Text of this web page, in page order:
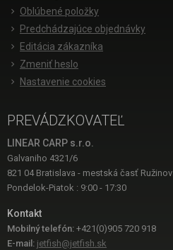
Oblúbené položky
Predchádzajúce objednávky
Editácia zákazníka
Zmeniť heslo
Nastavenie cookies
PREVÁDZKOVATEĽ
LINEAR CARP s.r.o.
Galvaniho 4321/6
821 04 Bratislava - mestská časť Ružinov
Pondelok-Piatok : 9:00 - 17:30
Kontakt
Mobilný telefón: +421(0)905 720 918
E-mail: jetfish@jetfish.sk